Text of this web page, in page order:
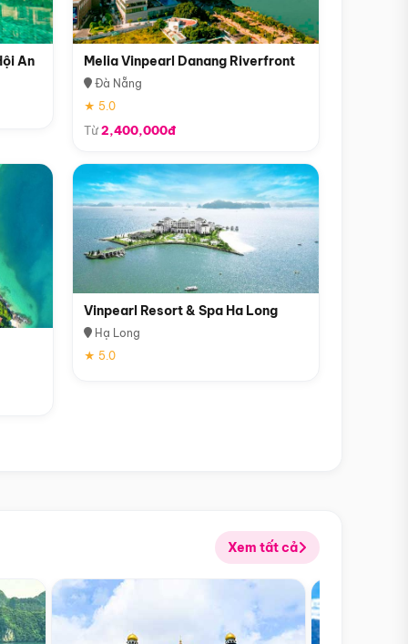
An Melia Vinpearl Danang Riverfront
Đà Nẵng
★ 5.0
Từ2,400,000đ
Vinpearl Resort & Spa Ha Long
Hạ Long
★ 5.0
Xem tất cả